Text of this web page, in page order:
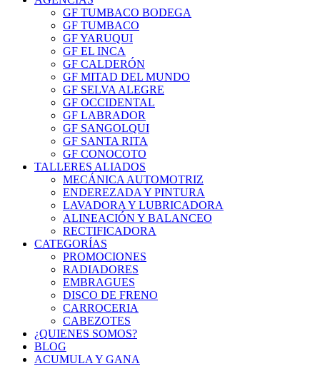
GF TUMBACO BODEGA
GF TUMBACO
GF YARUQUI
GF EL INCA
GF CALDERÓN
GF MITAD DEL MUNDO
GF SELVA ALEGRE
GF OCCIDENTAL
GF LABRADOR
GF SANGOLQUI
GF SANTA RITA
GF CONOCOTO
TALLERES ALIADOS
MECÁNICA AUTOMOTRIZ
ENDEREZADA Y PINTURA
LAVADORA Y LUBRICADORA
ALINEACIÓN Y BALANCEO
RECTIFICADORA
CATEGORÍAS
PROMOCIONES
RADIADORES
EMBRAGUES
DISCO DE FRENO
CARROCERIA
CABEZOTES
¿QUIENES SOMOS?
BLOG
ACUMULA Y GANA